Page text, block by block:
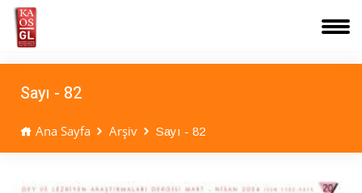
Sayı - 82
Ana Sayfa Arşiv Sayı - 82